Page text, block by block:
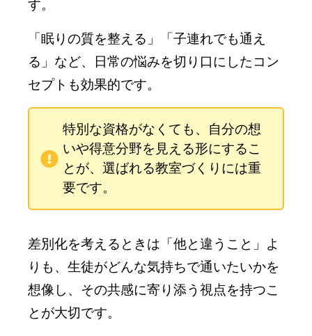
す。
「眠りの質を整える」「子連れでも通え
る」など、日常の悩みを切り口にしたコン
セプトも効果的です。
特別な資格がなくても、自分の想
いや得意分野を見える形にするこ
とが、選ばれる教室づくりには重
要です。
差別化を考えるときは「他と違うこと」よ
りも、生徒がどんな気持ちで通いたいかを
想像し、その共感に寄り添う視点を持つこ
とが大切です。